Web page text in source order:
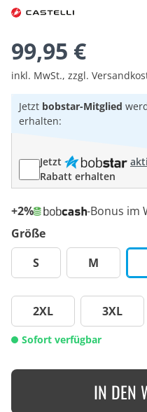
99,95 €
inkl. MwSt., zzgl.
Jetzt bobstar-Mitglied
erhalten:
Jetzt
Rabatt erhalten
+2%
-Bonus im
Größe
S
M
2XL 3XL
Sofort verfügbar
IN DEN